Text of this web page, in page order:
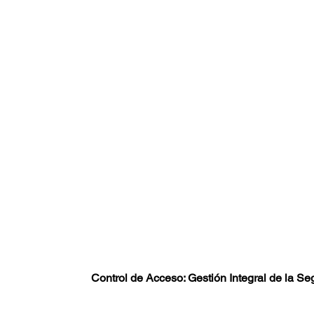
Control de Acceso: Gestión Integral de la